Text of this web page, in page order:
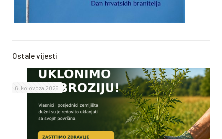
Ostale vijesti
6. kolovoza 2026.